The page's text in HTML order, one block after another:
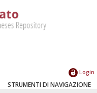
Login
STRUMENTI DI NAVIGAZIONE